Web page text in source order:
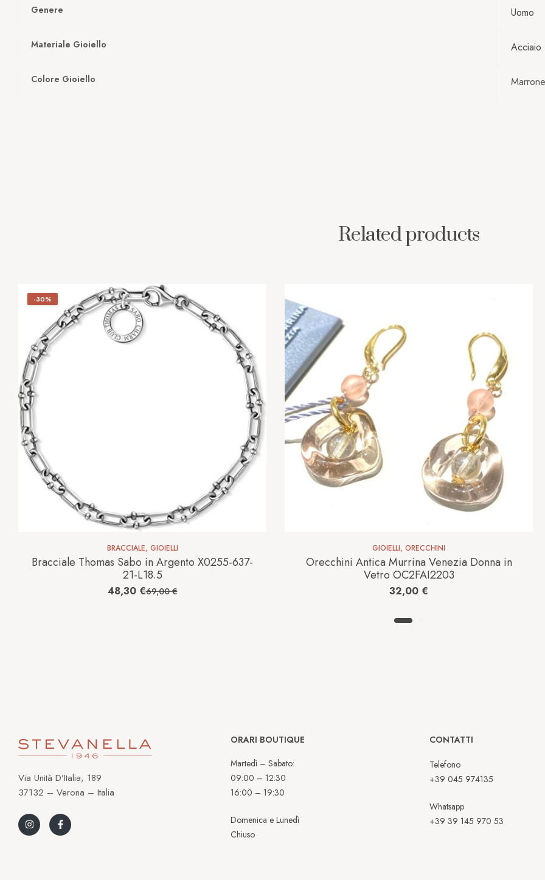
Genere Uomo
Materiale Gioiello Acciaio
Colore Gioiello Marrone
Related products
-30%
BRACCIALE, GIOIELLI
Bracciale Thomas Sabo in Argento X0255-637-
21-L18.5
69,00€
48,30 €
GIOIELLI, ORECCHINI
Orecchini Antica Murrina Venezia Donna in
Vetro OC2FAI2203
32,00 €
Via Unità D’Italia, 189
37132 – Verona – Italia
ORARI BOUTIQUE
Martedì – Sabato:
09:00 – 12:30
16:00 – 19:30
Domenica e Lunedì
Chiuso
CONTATTI
Telefono
+39 045 974135
Whatsapp
+39 39 145 970 53